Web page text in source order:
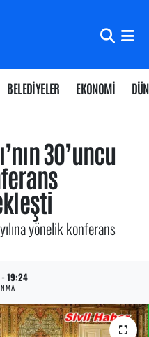
BELEDİYELER EKONOMİ
30’uncu
yönelik konferans
- 19:24
Fikstür